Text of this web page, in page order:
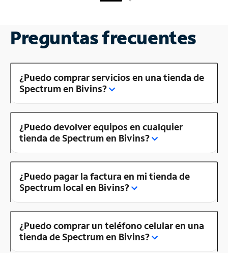
Preguntas frecuentes
¿Puedo comprar servicios en una tienda de
Spectrum en Bivins?
¿Puedo devolver equipos en cualquier
tienda de Spectrum en Bivins?
¿Puedo pagar la factura en mi tienda de
Spectrum local en Bivins?
¿Puedo comprar un teléfono celular en una
tienda de Spectrum en Bivins?